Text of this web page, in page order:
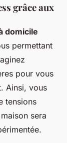
grâce aux
domicile
permettant
pour vous
Ainsi, vous
tensions
sera